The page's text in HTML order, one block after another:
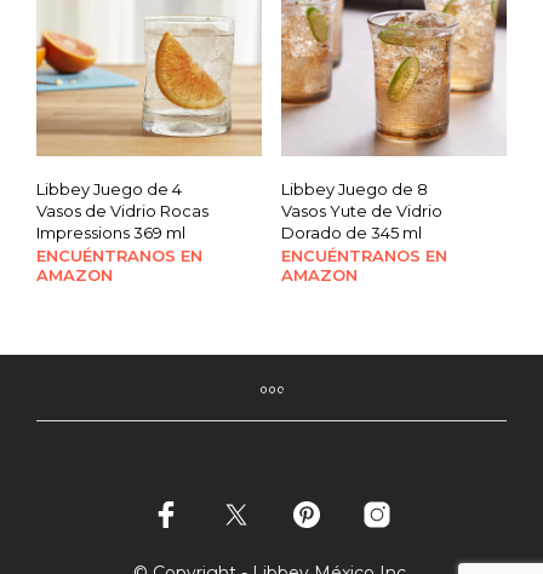
Libbey Juego de 4
Vasos de Vidrio Rocas
Impressions 369 ml
ENCUÉNTRANOS EN
AMAZON
Libbey Juego de 8
Vasos Yute de Vidrio
Dorado de 345 ml
ENCUÉNTRANOS EN
AMAZON